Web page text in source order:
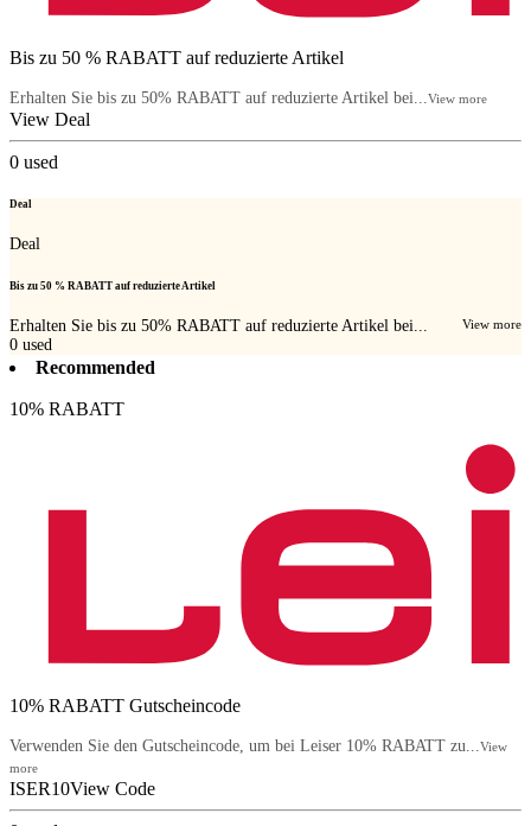
Bis zu 50 % RABATT auf reduzierte Artikel
Erhalten Sie bis zu 50% RABATT auf reduzierte Artikel bei... View more
View Deal
0 used
Deal
Deal
Bis zu 50 % RABATT auf reduzierte Artikel
Erhalten Sie bis zu 50% RABATT auf reduzierte Artikel bei... View more
0 used
Recommended
10% RABATT
10% RABATT Gutscheincode
Verwenden Sie den Gutscheincode, um bei Leiser 10% RABATT zu...View
more
ISER10View Code